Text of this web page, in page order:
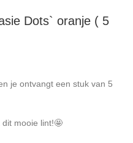
Dots` oranje ( 5
je ontvangt een stuk van 5
mooie lint!🤩